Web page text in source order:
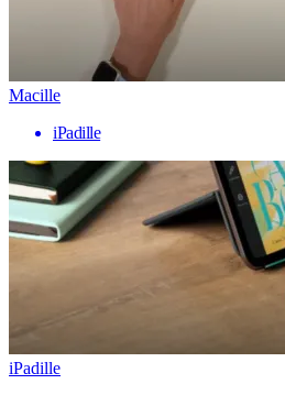
Macille
iPadille
iPadille